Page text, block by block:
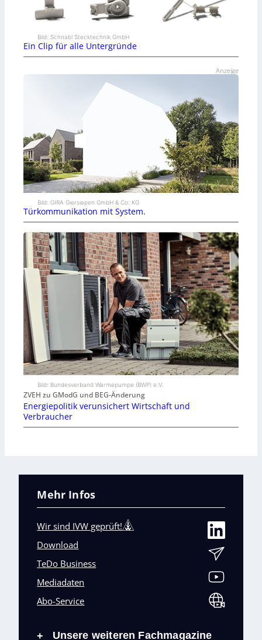
Bild: Schnabl Stecktechnik GmbH
Ein Clip für alle Untergründe
Anzeige
Bild: GIRA Giersiepen GmbH & Co. KG
Türkommunikation mit System.
Bild: Bundesverband Wärmepumpe (BWP) e.V.
ZVEH zu GModG und BEG-Änderung
Energiepolitik verunsichert Wirtschaft und
Verbraucher
Mehr Infos
Wir sind IVW geprüft!
Download
TeDo Business
Mediadaten
Abo-Service
+ Unsere weiteren Fachmagazine